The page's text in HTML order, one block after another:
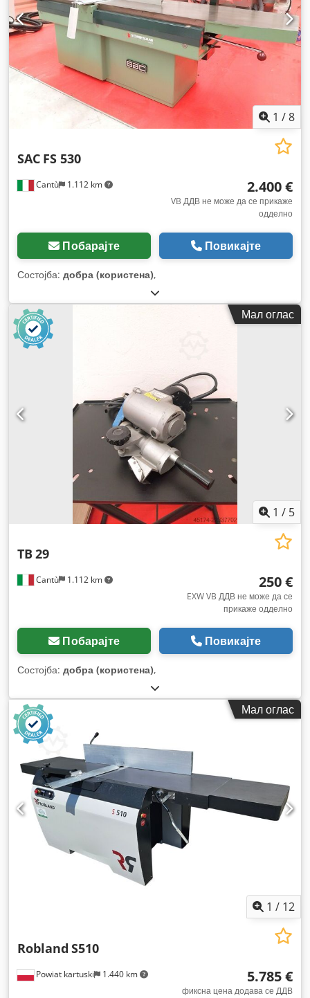
1 /8
Cantù 1.112 km
SAC FS 530
2.400 €
VB ДДВ не може да се прикаже
одделно
Побарајте Повикајте
Состојба: добра (користена),
Мал оглас
1 / 5
Cantù 1.112 km
TB 29
250 €
EXW VB ДДВ не може да се
прикаже одделно
Побарајте Повикајте
Состојба: добра (користена),
Мал оглас
1 / 12
Powiat kartuski 1.440 km
Robland S510
5.785 €
фиксна цена додава се ДДВ